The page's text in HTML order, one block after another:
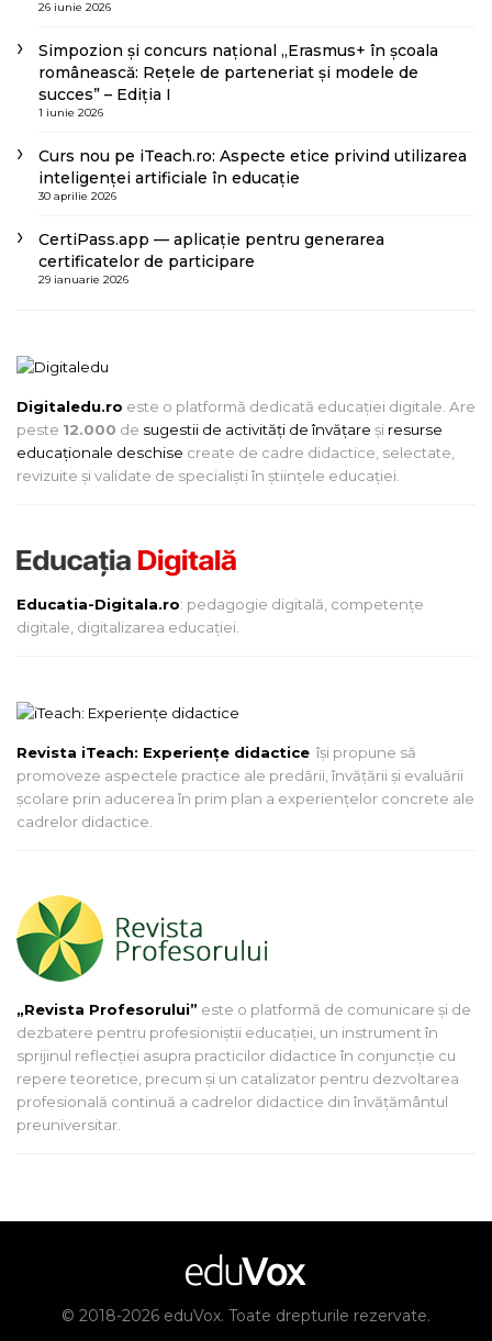
26 iunie 2026
Simpozion și concurs național „Erasmus+ în școala
românească: Rețele de parteneriat și modele de
succes” – Ediția I
1 iunie 2026
Curs nou pe iTeach.ro: Aspecte etice privind utilizarea
inteligenței artificiale în educație
30 aprilie 2026
CertiPass.app — aplicație pentru generarea
certificatelor de participare
29 ianuarie 2026
Digitaledu.ro este o platformă dedicată educației digitale. Are
peste 12.000 de sugestii de activități de învățare și resurse
educaționale deschise create de cadre didactice, selectate,
revizuite și validate de specialiști în științele educației.
Educatia-Digitala.ro: pedagogie digitală, competențe
digitale, digitalizarea educației.
Revista iTeach: Experienţe didactice îşi propune să
promoveze aspectele practice ale predării, învăţării şi evaluării
şcolare prin aducerea în prim plan a experienţelor concrete ale
cadrelor didactice.
„Revista Profesorului” este o platformă de comunicare și de
dezbatere pentru profesioniștii educației, un instrument în
sprijinul reflecției asupra practicilor didactice în conjuncție cu
repere teoretice, precum și un catalizator pentru dezvoltarea
profesională continuă a cadrelor didactice din învățământul
preuniversitar.
© 2018-2026 eduVox. Toate drepturile rezervate.